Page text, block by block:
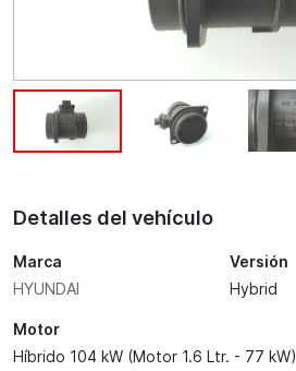
Detalles del vehículo
Marca
HYUNDAI
Versión
Hybrid
Motor
Híbrido 104 kW (Motor 1.6 Ltr. - 77 kW)